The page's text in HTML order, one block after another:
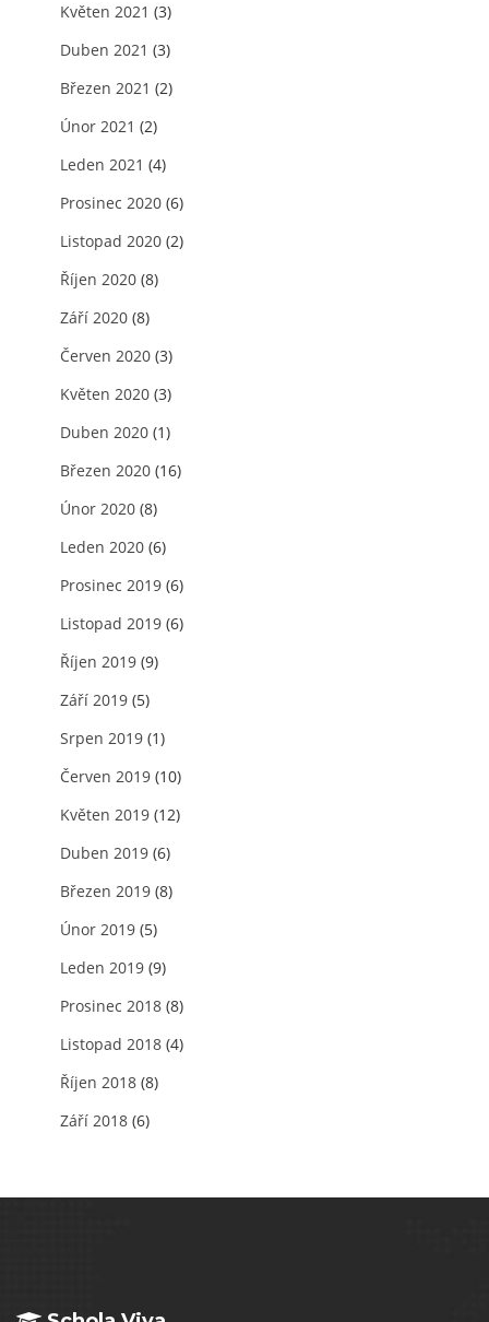
Květen 2021 (3)
Duben 2021 (3)
Březen 2021 (2)
Únor 2021 (2)
Leden 2021 (4)
Prosinec 2020 (6)
Listopad 2020 (2)
Říjen 2020 (8)
Září 2020 (8)
Červen 2020 (3)
Květen 2020 (3)
Duben 2020 (1)
Březen 2020 (16)
Únor 2020 (8)
Leden 2020 (6)
Prosinec 2019 (6)
Listopad 2019 (6)
Říjen 2019 (9)
Září 2019 (5)
Srpen 2019 (1)
Červen 2019 (10)
Květen 2019 (12)
Duben 2019 (6)
Březen 2019 (8)
Únor 2019 (5)
Leden 2019 (9)
Prosinec 2018 (8)
Listopad 2018 (4)
Říjen 2018 (8)
Září 2018 (6)